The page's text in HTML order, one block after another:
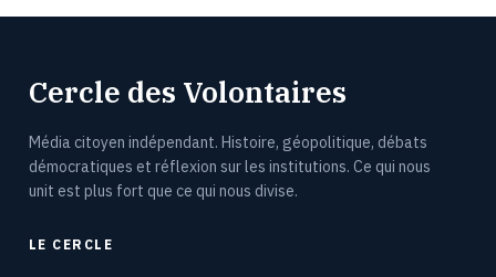
Cercle des Volontaires
Média citoyen indépendant. Histoire, géopolitique, débats
démocratiques et réflexion sur les institutions. Ce qui nous
unit est plus fort que ce qui nous divise.
LE CERCLE